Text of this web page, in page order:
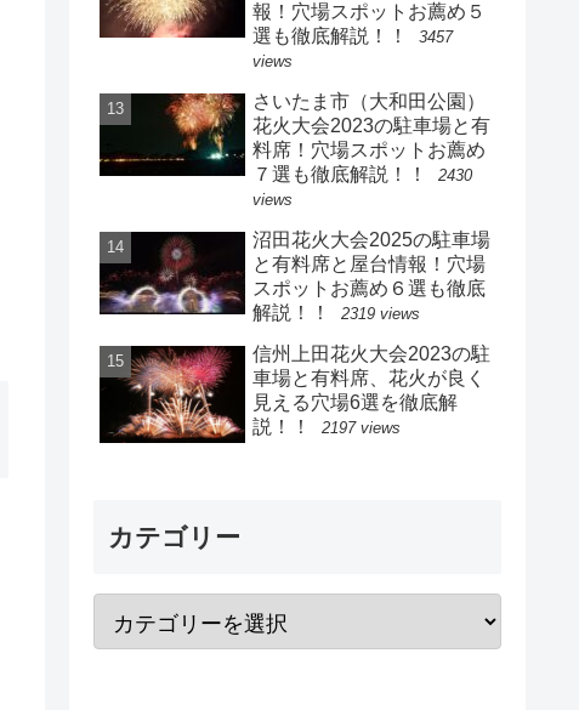
報！穴場スポットお薦め５
選も徹底解説！！
3457
views
さいたま市（大和田公園）
花火大会2023の駐車場と有
料席！穴場スポットお薦め
７選も徹底解説！！
2430
views
沼田花火大会2025の駐車場
と有料席と屋台情報！穴場
スポットお薦め６選も徹底
解説！！
2319 views
信州上田花火大会2023の駐
車場と有料席、花火が良く
見える穴場6選を徹底解
説！！
2197 views
カテゴリー